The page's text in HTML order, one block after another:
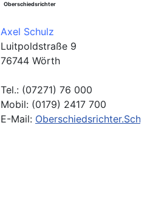
Oberschiedsrichter
Axel Schulz
Luitpoldstraße 9
76744 Wörth
Tel.: (07271) 76 000
Mobil: (0179) 2417 700
E-Mail: